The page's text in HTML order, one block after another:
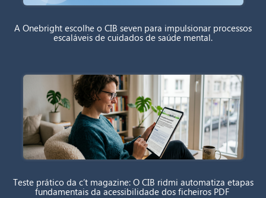
A Onebright escolhe o CIB seven para impulsionar processos
escaláveis de cuidados de saúde mental.
Teste prático da c’t magazine: O CIB ridmi automatiza etapas
fundamentais da acessibilidade dos ficheiros PDF